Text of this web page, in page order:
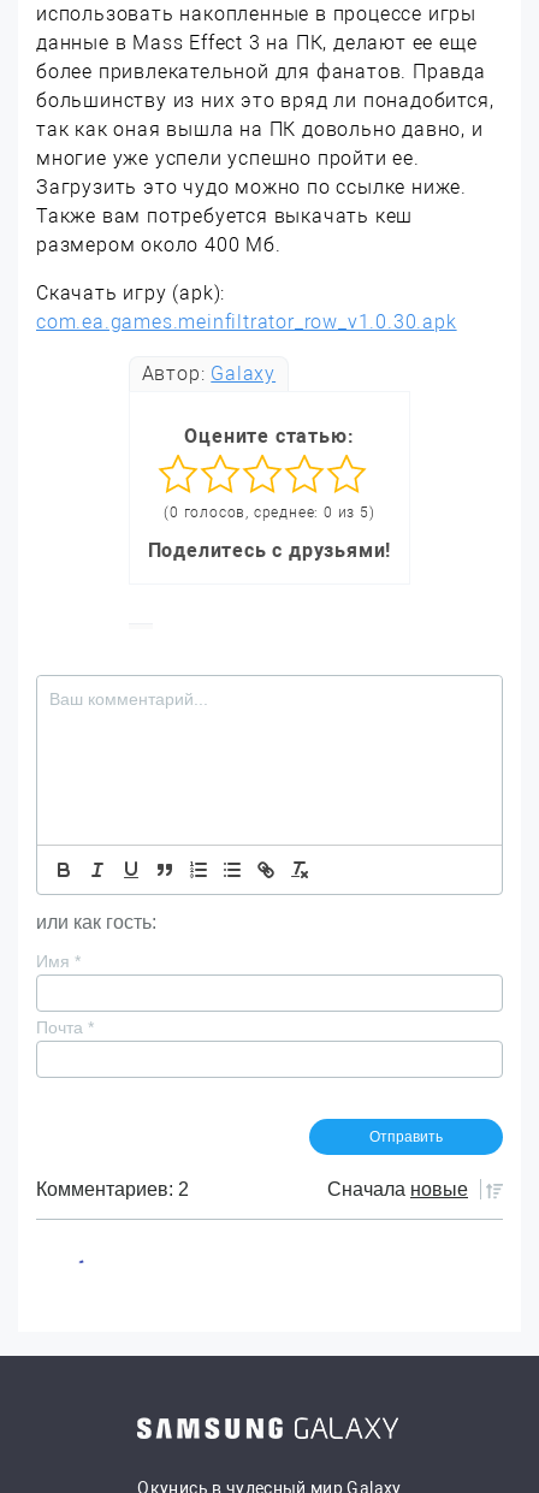
использовать накопленные в процессе игры
данные в Mass Effect 3 на ПК, делают ее еще
более привлекательной для фанатов. Правда
большинству из них это вряд ли понадобится,
так как оная вышла на ПК довольно давно, и
многие уже успели успешно пройти ее.
Загрузить это чудо можно по ссылке ниже.
Также вам потребуется выкачать кеш
размером около 400 Мб.
Скачать игру (apk):
com.ea.games.meinfiltrator_row_v1.0.30.apk
Автор: Galaxy
Оцените статью:
(0 голосов, среднее: 0 из 5)
Поделитесь с друзьями!
или как гость:
Имя *
Почта *
Комментариев: 2 Сначала новые
Окунись в чудесный мир Galaxy